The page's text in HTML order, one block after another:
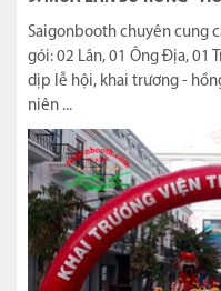
Saigonbooth chuyên cung
gói: 02 Lân, 01 Ông Địa, 01
dịp lễ hội, khai trương -
niên ...